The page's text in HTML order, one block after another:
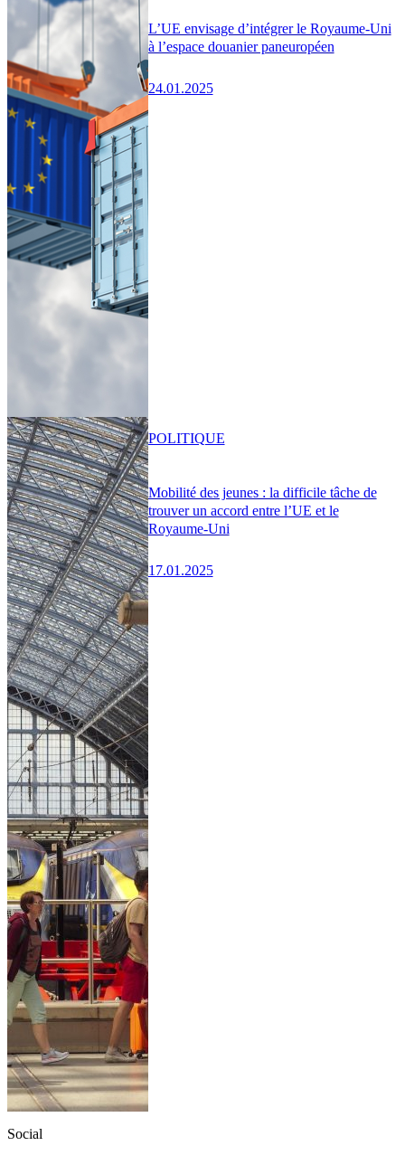
L’UE envisage d’intégrer le Royaume-Uni
à l’espace douanier paneuropéen
24.01.2025
Mobilité des jeunes : la difficile tâche de
trouver un accord entre l’UE et le
Royaume-Uni
17.01.2025
POLITIQUE
Social